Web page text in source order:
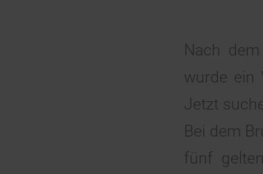
Nach
wurde ein
Jetzt
Bei dem
fünf